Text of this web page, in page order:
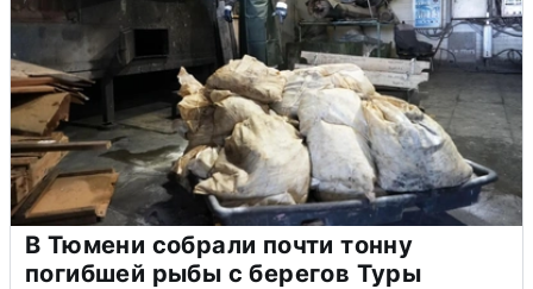
В Тюмени собрали почти тонну
погибшей рыбы с берегов Туры